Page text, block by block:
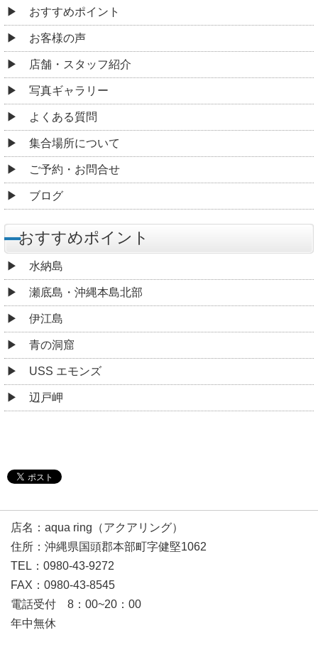
おすすめポイント
お客様の声
店舗・スタッフ紹介
写真ギャラリー
よくある質問
集合場所について
ご予約・お問合せ
ブログ
おすすめポイント
水納島
瀬底島・沖縄本島北部
伊江島
青の洞窟
USS エモンズ
辺戸岬
店名：aqua ring（アクアリング）
住所：沖縄県国頭郡本部町字健堅1062
TEL：0980-43-9272
FAX：0980-43-8545
電話受付 8：00~20：00
年中無休